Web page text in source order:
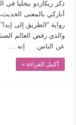
ذكر ريكاردو بيجليا
أناركي بالمعنى
رواية “الطريق إلى
والذي رفض العالم
عن الناس. إنه …
أكمل القراءة »